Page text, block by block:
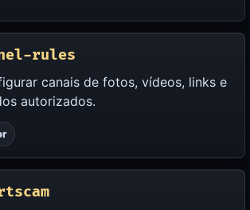
rules
canais de fotos, vídeos, links e
autorizados.